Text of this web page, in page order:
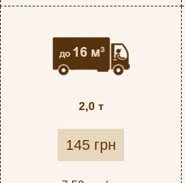
2,0 т
145 грн